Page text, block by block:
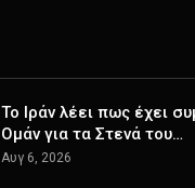
Το Ιράν λέει πως έχει
Ομάν για τα Στενά του…
Αυγ 6, 2026